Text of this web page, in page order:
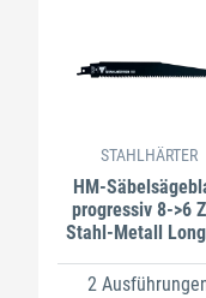
STAHLHÄRTER
HM-
progressiv 8->6
Stahl-Metall
2